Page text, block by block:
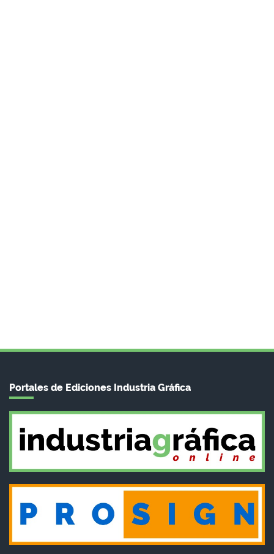
Portales de Ediciones Industria Gráfica